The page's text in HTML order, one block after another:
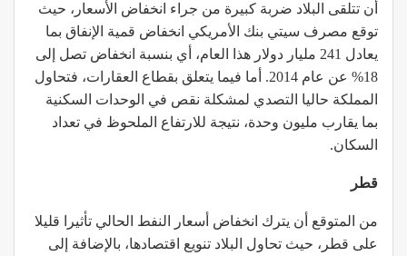
أن تتلقى البلاد ضربة كبيرة من جراء انخفاض الأسعار، حيث
توقع مصرف سيتي بنك الأمريكي انخفاض قمية الإنفاق بما
يعادل 241 مليار دولار هذا العام، أي بنسبة انخفاض تصل إلى
18% عن عام 2014. أما فيما يتعلق بقطاع العقارات، فتحاول
المملكة حاليا التصدي لمشكلة نقص في الوحدات السكنية
بما يقارب مليون وحدة، نتيجة للارتفاع الملحوظ في تعداد
السكان.
قطر
من المتوقع أن يترك انخفاض أسعار النفط الحالي تأثيرا قليلا
على قطر، حيث تحاول البلاد تنويع اقتصادها، بالإضافة إلى